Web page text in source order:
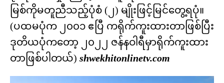
မြစ်ကိုမတူညီသည့်ပုံစံ (၂) မျိုးဖြင့်မြင်တွေ့ရပုံ။
(ပထမပုံက ၂၀၀၁ ဧပြီ ကရိုက်ကူးထားတာဖြစ်ပြီး
ဒုတိယပုံကတော့ ၂၀၂၂ ဇန်နဝါရီမှာရိုက်ကူးထား
တာဖြစ်ပါတယ်) shwekhitonlinetv.com